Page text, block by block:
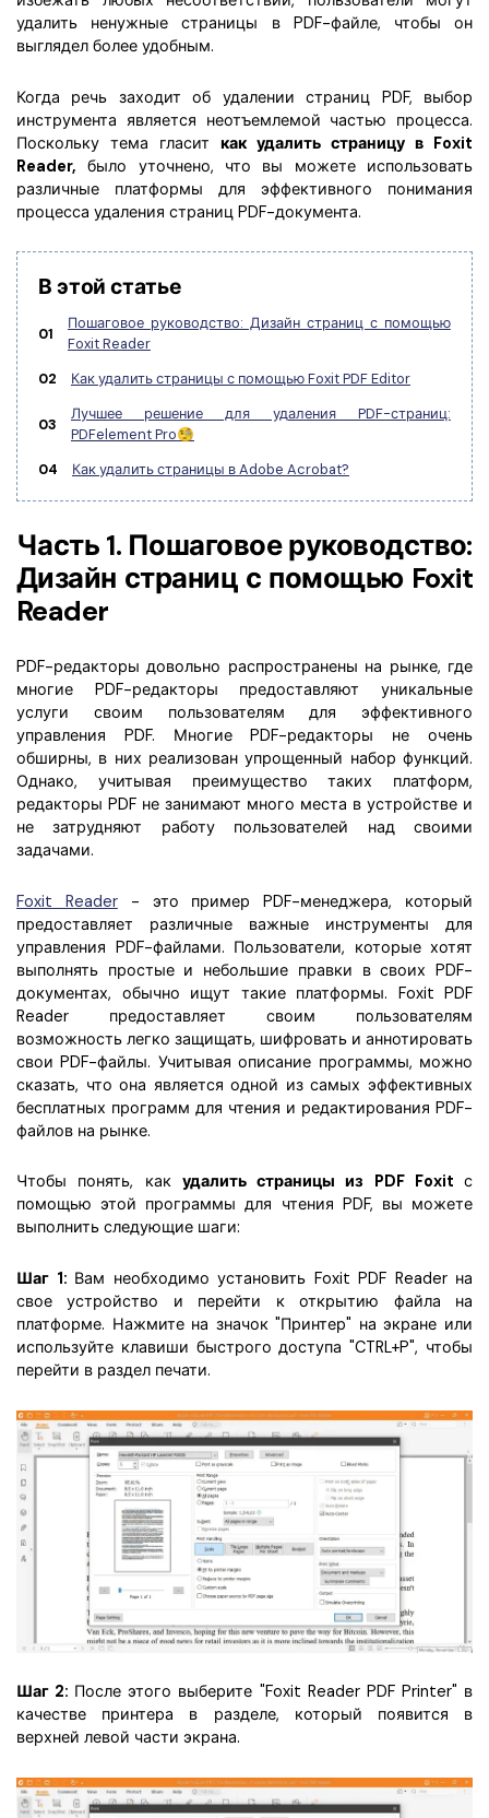
Новый PDFelement 12умнее, быстрее,
проще
От AI-функций до пакетных инструментов: новый
PDFelement делает работу с PDF еще удобнее.
Скрыть фрагменты PDFНовый
PDF OCR
Извлечение данных из PDF
Защита PDF паролем
Поделиться PDF
Преподавание
IT-служба
Здравоохранение
Издательство
Фрилансер
Канал на YouTube
Канал Яндекс Дзен
удалить ненужные страницы в PDF-файле, чтобы он
выглядел более удобным.
Когда речь заходит об удалении страниц PDF, выбор
инструмента является неотъемлемой частью процесса.
Поскольку тема гласит как удалить страницу в Foxit
Reader, было уточнено, что вы можете использовать
различные платформы для эффективного понимания
процесса удаления страниц PDF-документа.
В этой статье
01
Пошаговое руководство: Дизайн страниц с помощью
Foxit Reader
02
Как удалить страницы с помощью Foxit PDF Editor
03
Лучшее решение для удаления PDF-страниц:
PDFelement Pro🧐
04
Как удалить страницы в Adobe Acrobat?
Часть 1. Пошаговое руководство:
Дизайн страниц с помощью Foxit
Reader
PDF-редакторы довольно распространены на рынке, где
многие PDF-редакторы предоставляют уникальные
услуги своим пользователям для эффективного
управления PDF. Многие PDF-редакторы не очень
обширны, в них реализован упрощенный набор функций.
Однако, учитывая преимущество таких платформ,
редакторы PDF не занимают много места в устройстве и
не затрудняют работу пользователей над своими
задачами.
Foxit Reader- это пример PDF-менеджера, который
предоставляет различные важные инструменты для
управления PDF-файлами. Пользователи, которые хотят
выполнять простые и небольшие правки в своих PDF-
документах, обычно ищут такие платформы. Foxit PDF
Reader предоставляет своим пользователям
возможность легко защищать, шифровать и аннотировать
свои PDF-файлы. Учитывая описание программы, можно
сказать, что она является одной из самых эффективных
бесплатных программ для чтения и редактирования PDF-
файлов на рынке.
Чтобы понять, как удалить страницы из PDF Foxit с
помощью этой программы для чтения PDF, вы можете
выполнить следующие шаги:
Шаг 1: Вам необходимо установить Foxit PDF Reader на
свое устройство и перейти к открытию файла на
платформе. Нажмите на значок "Принтер" на экране или
используйте клавиши быстрого доступа "CTRL+P", чтобы
перейти в раздел печати.
Шаг 2: После этого выберите "Foxit Reader PDF Printer" в
качестве принтера в разделе, который появится в
верхней левой части экрана.